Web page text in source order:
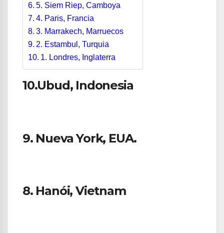
5. Siem Riep, Camboya
4. Paris, Francia
3. Marrakech, Marruecos
2. Estambul, Turquia
1. Londres, Inglaterra
10.Ubud, Indonesia
9. Nueva York, EUA.
8. Hanói, Vietnam